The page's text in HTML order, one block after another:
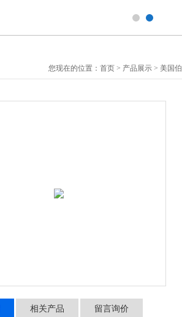
您现在的位置： 首页 > 产品展示 > 美国
相关产品 留言询价